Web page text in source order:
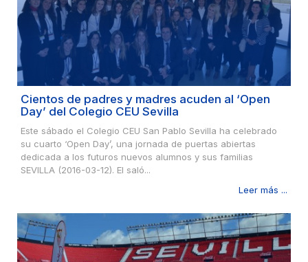
Cientos de padres y madres acuden al ‘Open
Day’ del Colegio CEU Sevilla
Este sábado el Colegio CEU San Pablo Sevilla ha celebrado
su cuarto ‘Open Day’, una jornada de puertas abiertas
dedicada a los futuros nuevos alumnos y sus familias
SEVILLA (2016-03-12). El saló...
Leer más ...